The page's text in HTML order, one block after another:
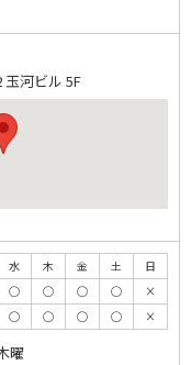
河ビル 5F
水 木 金 土
日
◯ ◯ ◯ ◯
×
◯ ◯ ◯ ◯ ×
曜